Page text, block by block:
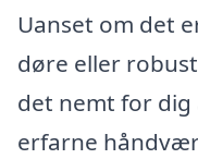
Uanset om det
døre eller
det nemt for
erfarne